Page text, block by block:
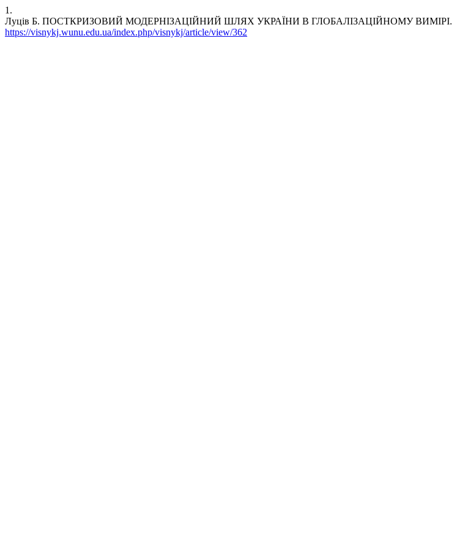
1.
Луців Б. ПОСТКРИЗОВИЙ МОДЕРНІЗАЦІЙНИЙ ШЛЯХ УКРАЇНИ В ГЛОБАЛІЗАЦІЙНОМУ ВИМІРІ.
https://visnykj.wunu.edu.ua/index.php/visnykj/article/view/362